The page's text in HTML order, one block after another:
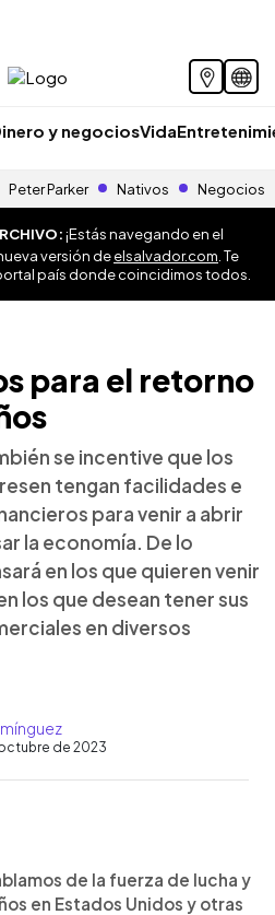
y negociosVida
Peter Parker Nativos Negocios
¡Estás navegando en el
versión deelsalvador.com . Te
país donde coincidimos todos.
para el retorno
se incentive que los
tengan facilidades e
para venir a abrir
la economía. De lo
en los que quieren venir
los que desean tener sus
en diversos
de 2023
de la fuerza de lucha y
en Estados Unidos y otras